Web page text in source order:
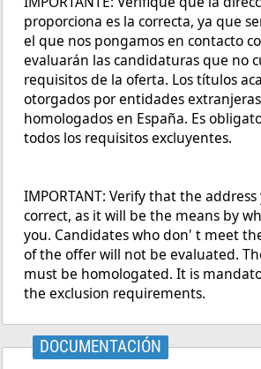
proporciona es la correcta, ya que
el que nos pongamos en contacto
evaluarán las candidaturas que no
requisitos de la oferta. Los títulos
otorgados por entidades
homologados en España. Es
todos los requisitos excluyentes.
IMPORTANT: Verify that the
correct, as it will be the means by
you. Candidates who don' t meet
of the offer will not be evaluated.
must be homologated. It is
the exclusion requirements.
DOCUMENTACIÓN